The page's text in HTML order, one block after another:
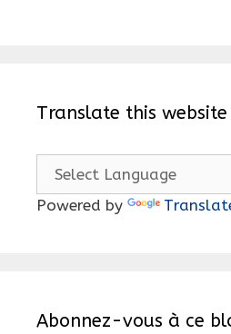
Translate this website
Powered by
Abonnez-vous à ce